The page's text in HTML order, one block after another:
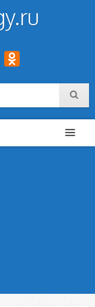
Mail.Ru